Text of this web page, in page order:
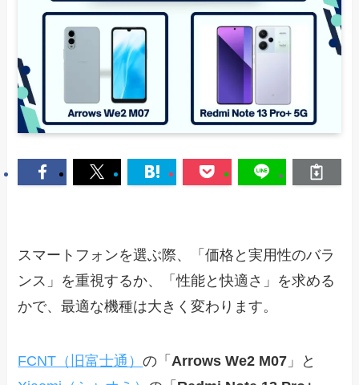
スマートフォンを選ぶ際、「価格と実用性のバラ
ンス」を重視するか、「性能と快適さ」を求める
かで、最適な機種は大きく変わります。
FCNT（旧富士通）の「Arrows We2 M07 」と